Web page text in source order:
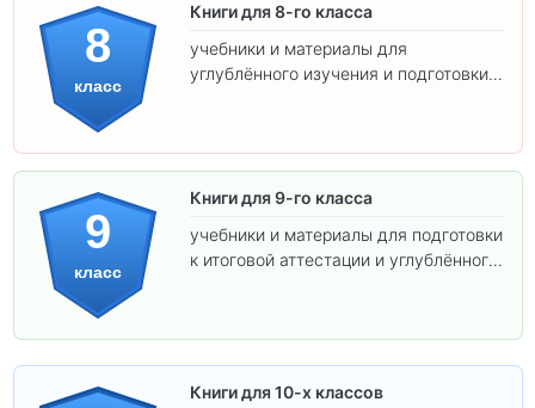
8
класс
Книги для 8-го класса
учебники и материалы для
углублённого изучения и подготовки к
9
класс
Книги для 9-го класса
учебники и материалы для подготовки
к итоговой аттестации и углублённого
Книги для 10-х классов